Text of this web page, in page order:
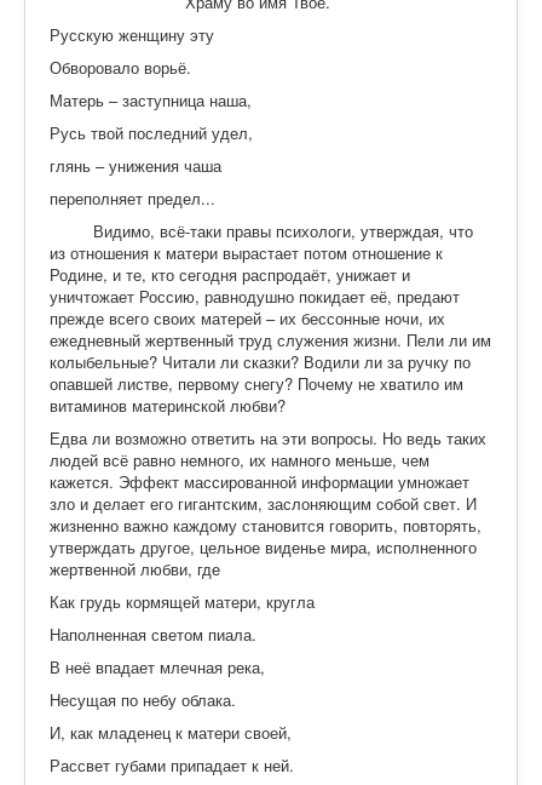
Русскую женщину эту
Обворовало ворьё.
Матерь – заступница наша,
Русь твой последний удел,
глянь – унижения чаша
переполняет предел...
Видимо, всё-таки правы психологи, утверждая, что
из отношения к матери вырастает потом отношение к
Родине, и те, кто сегодня распродаёт, унижает и
уничтожает Россию, равнодушно покидает её, предают
прежде всего своих матерей – их бессонные ночи, их
ежедневный жертвенный труд служения жизни. Пели ли им
колыбельные? Читали ли сказки? Водили ли за ручку по
опавшей листве, первому снегу? Почему не хватило им
витаминов материнской любви?
Едва ли возможно ответить на эти вопросы. Но ведь таких
людей всё равно немного, их намного меньше, чем
кажется. Эффект массированной информации умножает
зло и делает его гигантским, заслоняющим собой свет. И
жизненно важно каждому становится говорить, повторять,
утверждать другое, цельное виденье мира, исполненного
жертвенной любви, где
Как грудь кормящей матери, кругла
Наполненная светом пиала.
В неё впадает млечная река,
Несущая по небу облака.
И, как младенец к матери своей,
Рассвет губами припадает к ней.